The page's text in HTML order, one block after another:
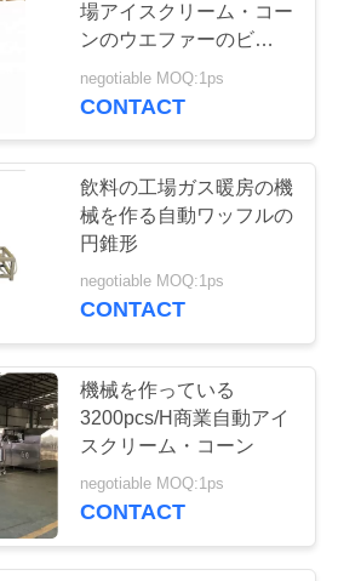
リーム・
生産ライ
るワッフ
形
7
場アイスクリーム・コー
ンのウエファーのビスケ
negotiable MOQ:1ps
CONTACT
飲料の工場ガス暖房の機
械を作る自動ワッフルの
円錐形
negotiable MOQ:1ps
CONTACT
機械を作っている
3200pcs/H商業自動アイ
スクリーム・コーン
negotiable MOQ:1ps
CONTACT